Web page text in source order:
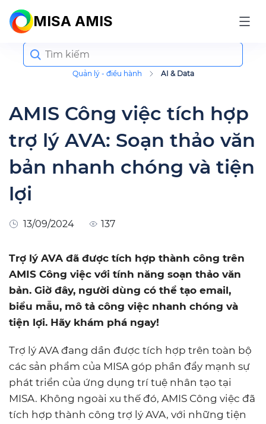
MISA AMIS
Quản lý - điều hành AI & Data
Search
for:
AMIS Công việc tích hợp
trợ lý AVA: Soạn thảo văn
bản nhanh chóng và tiện
lợi
13/09/2024 137
Trợ lý AVA đã được tích hợp thành công trên
AMIS Công việc với tính năng soạn thảo văn
bản. Giờ đây, người dùng có thể tạo email,
biểu mẫu, mô tả công việc nhanh chóng và
tiện lợi. Hãy khám phá ngay!
Trợ lý AVA đang dần được tích hợp trên toàn bộ
các sản phẩm của MISA góp phần đẩy mạnh sự
phát triển của ứng dụng trí tuệ nhân tạo tại
MISA. Không ngoài xu thế đó, AMIS Công việc đã
tích hợp thành công trợ lý AVA, với những tiện